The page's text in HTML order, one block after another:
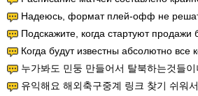
Надеюсь, формат плей-офф не решат
Подскажите, когда стартуют продажи
Когда будут известны абсолютно все команды
누가봐도 민둥 만들어서 탈북하는것들이나 뭔가 쳐들어오는 낌새를 미리 알아차리기
유익해요 해외축구중계 링크 찾기 쉬워서 자주 와요. 참고로 무료스포츠중계